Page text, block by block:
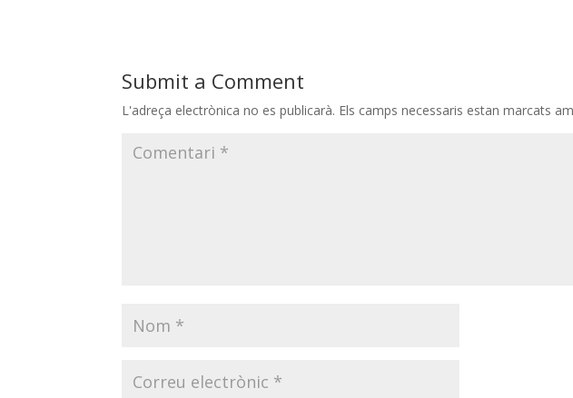
Submit a Comment
L'adreça electrònica no es publicarà. Els camps necessaris estan marcats